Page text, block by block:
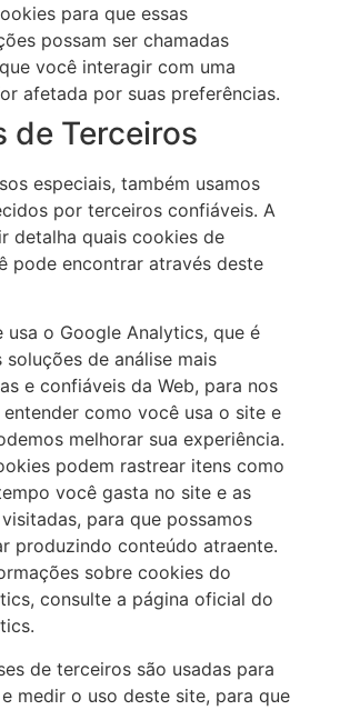
para que essas
possam ser chamadas
você interagir com uma
afetada por suas preferências.
de Terceiros
especiais, também usamos
por terceiros confiáveis. A
detalha quais cookies de
pode encontrar através deste
usa o Google Analytics, que é
soluções de análise mais
e confiáveis da Web, para nos
entender como você usa o site e
melhorar sua experiência.
podem rastrear itens como
você gasta no site e as
para que possamos
produzindo conteúdo atraente.
sobre cookies do
consulte a página oficial do
de terceiros são usadas para
medir o uso deste site, para que